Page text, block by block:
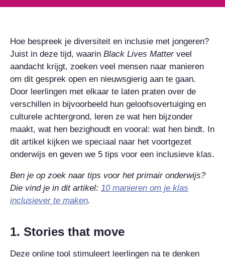
Hoe bespreek je diversiteit en inclusie met jongeren?
Juist in deze tijd, waarin Black Lives Matterveel
aandacht krijgt, zoeken veel mensen naar manieren
om dit gesprek open en nieuwsgierig aan te gaan.
Door leerlingen met elkaar te laten praten over de
verschillen in bijvoorbeeld hun geloofsovertuiging en
culturele achtergrond, leren ze wat hen bijzonder
maakt, wat hen bezighoudt en vooral: wat hen bindt. In
dit artikel kijken we speciaal naar het voortgezet
onderwijs en geven we 5 tips voor een inclusieve klas.
Ben je op zoek naar tips voor het primair onderwijs?
Die vind je in dit artikel: 10 manieren om je klas
inclusiever te maken.
1. Stories that move
Deze online tool stimuleert leerlingen na te denken